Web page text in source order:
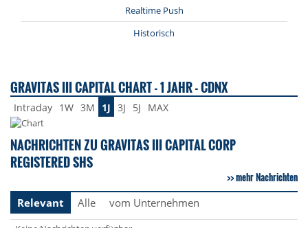
Realtime Push
Historisch
GRAVITAS III CAPITAL CHART - 1 JAHR - CDNX
Intraday 1W 3M 1J 3J 5J MAX
NACHRICHTEN ZU GRAVITAS III CAPITAL CORP
REGISTERED SHS
mehr Nachrichten
Relevant
Alle vom Unternehmen